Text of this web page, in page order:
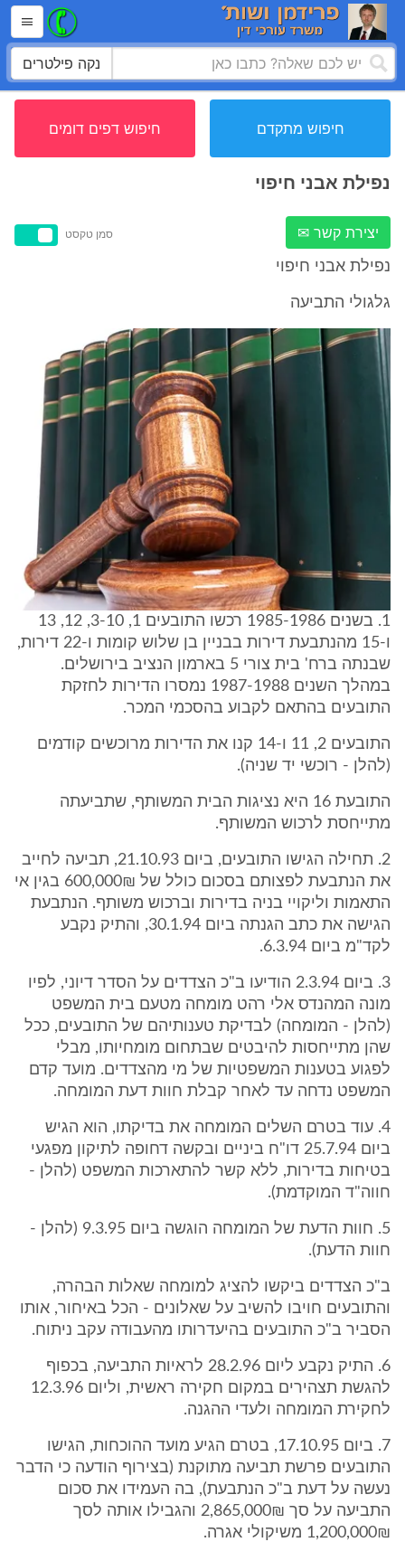
נקה פילטרים
חיפוש מתקדם חיפוש דפים דומים
נפילת אבני חיפוי
יצירת קשר ✉ סמן טקסט
נפילת אבני חיפוי
גלגולי התביעה
1. בשנים 1985-1986 רכשו התובעים 1, 3-10, 12, 13
ו-15 מהנתבעת דירות בבניין בן שלוש קומות ו-22 דירות,
שבנתה ברח' בית צורי 5 בארמון הנציב בירושלים.
במהלך השנים 1987-1988 נמסרו הדירות לחזקת
התובעים בהתאם לקבוע בהסכמי המכר.
התובעים 2, 11 ו-14 קנו את הדירות מרוכשים קודמים
(להלן - רוכשי יד שניה).
התובעת 16 היא נציגות הבית המשותף, שתביעתה
מתייחסת לרכוש המשותף.
2. תחילה הגישו התובעים, ביום 21.10.93, תביעה לחייב
את הנתבעת לפצותם בסכום כולל של 600,000₪ בגין אי
התאמות וליקויי בניה בדירות וברכוש משותף. הנתבעת
הגישה את כתב הגנתה ביום 30.1.94, והתיק נקבע
לקד"מ ביום 6.3.94.
3. ביום 2.3.94 הודיעו ב"כ הצדדים על הסדר דיוני, לפיו
מונה המהנדס אלי רהט מומחה מטעם בית המשפט
(להלן - המומחה) לבדיקת טענותיהם של התובעים, ככל
שהן מתייחסות להיבטים שבתחום מומחיותו, מבלי
לפגוע בטענות המשפטיות של מי מהצדדים. מועד קדם
המשפט נדחה עד לאחר קבלת חוות דעת המומחה.
4. עוד בטרם השלים המומחה את בדיקתו, הוא הגיש
ביום 25.7.94 דו"ח ביניים ובקשה דחופה לתיקון מפגעי
בטיחות בדירות, ללא קשר להתארכות המשפט (להלן -
חווה"ד המוקדמת).
5. חוות הדעת של המומחה הוגשה ביום 9.3.95 (להלן -
חוות הדעת).
ב"כ הצדדים ביקשו להציג למומחה שאלות הבהרה,
והתובעים חויבו להשיב על שאלונים - הכל באיחור, אותו
הסביר ב"כ התובעים בהיעדרותו מהעבודה עקב ניתוח.
6. התיק נקבע ליום 28.2.96 לראיות התביעה, בכפוף
להגשת תצהירים במקום חקירה ראשית, וליום 12.3.96
לחקירת המומחה ולעדי ההגנה.
7. ביום 17.10.95, בטרם הגיע מועד ההוכחות, הגישו
התובעים פרשת תביעה מתוקנת (בצירוף הודעה כי הדבר
נעשה על דעת ב"כ הנתבעת), בה העמידו את סכום
התביעה על סך 2,865,000₪ והגבילו אותה לסך
1,200,000₪ משיקולי אגרה.